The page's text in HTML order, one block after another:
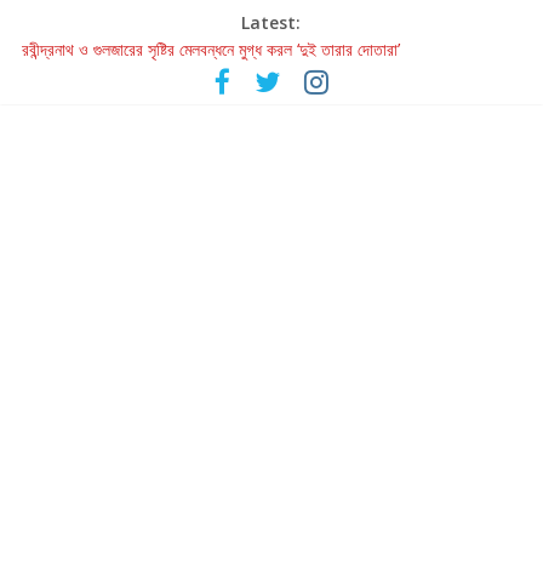
Latest:
রবীন্দ্রনাথ ও গুলজারের সৃষ্টির মেলবন্ধনে মুগ্ধ করল ‘দুই তারার দোতারা’
কলের গান থেকে রীলস্ — বাঙালির গান শোনার বিবর্তনের গল্প
জগন্নাথমঙ্গলম্ — বাংলায় প্রথমবার মঞ্চে এবার রথযাত্রার উদযাপন